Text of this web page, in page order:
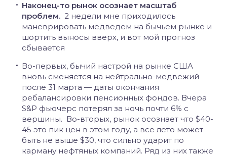
Наконец-то рынок осознает масштаб
проблем. 2 недели мне приходилось
маневрировать медведем на бычьем рынке и
шортить выносы вверх, и вот мой прогноз
сбывается
Во-первых, бычий настрой на рынке США
вновь сменяется на нейтрально-медвежий
после 31 марта — даты окончания
ребалансировки пенсионных фондов. Вчера
S&P фьючерс потерял за ночь почти 6% с
вершины. Во-вторых, рынок осознает что $40-
45 это пик цен в этом году, а все лето может
быть не выше $30, что сильно ударит по
карману нефтяных компаний. Ряд из них также